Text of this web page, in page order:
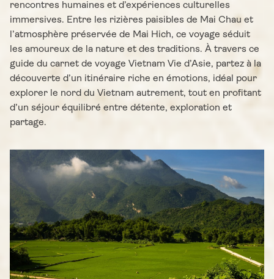
rencontres humaines et d’expériences culturelles
immersives. Entre les rizières paisibles de Mai Chau et
l’atmosphère préservée de Mai Hich, ce voyage séduit
les amoureux de la nature et des traditions. À travers ce
guide du carnet de voyage Vietnam Vie d’Asie, partez à la
découverte d’un itinéraire riche en émotions, idéal pour
explorer le nord du Vietnam autrement, tout en profitant
d’un séjour équilibré entre détente, exploration et
partage.